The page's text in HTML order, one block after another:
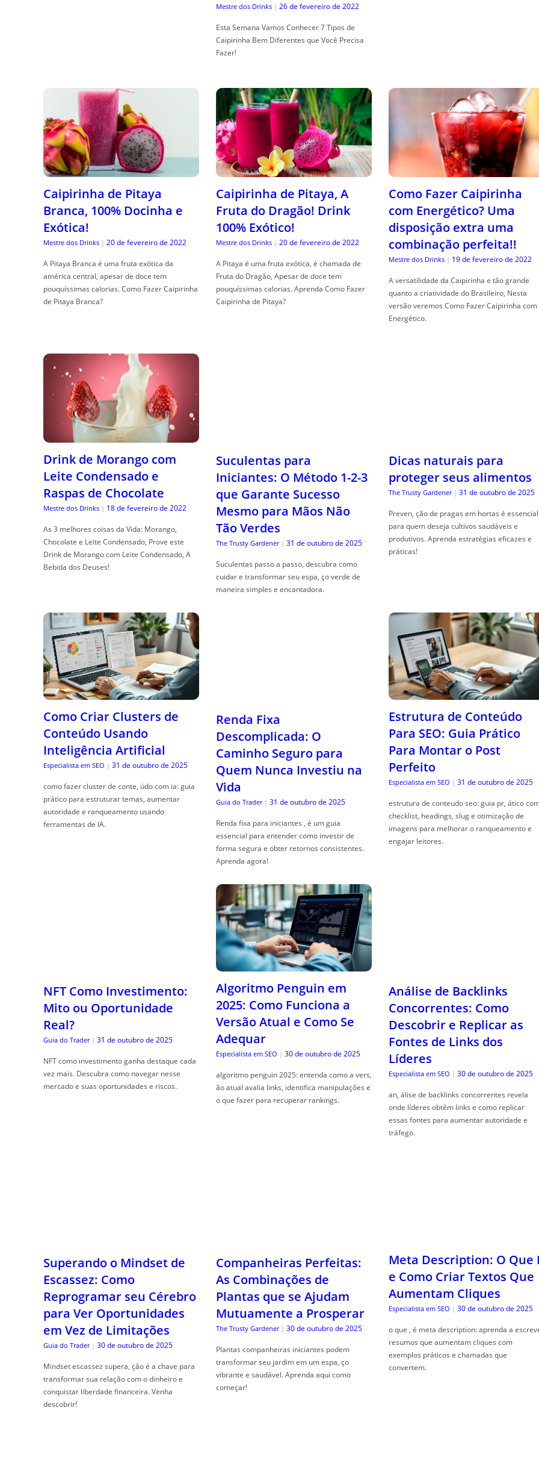
Mestre dos Drinks | 26 de fevereiro de 2022
Esta Semana Vamos Conhecer 7 Tipos de
Caipirinha Bem Diferentes que Você Precisa
Fazer!
Caipirinha de Pitaya
Branca, 100% Docinha e
Exótica!
Mestre dos Drinks | 20 de fevereiro de 2022
A Pitaya Branca é uma fruta exótica da
américa central, apesar de doce tem
pouquíssimas calorias. Como Fazer Caipirinha
de Pitaya Branca?
Caipirinha de Pitaya, A
Fruta do Dragão! Drink
100% Exótico!
Mestre dos Drinks | 20 de fevereiro de 2022
A Pitaya é uma fruta exótica, é chamada de
Fruta do Dragão, Apesar de doce tem
pouquíssimas calorias. Aprenda Como Fazer
Caipirinha de Pitaya?
Como Fazer Caipirinha
com Energético? Uma
disposição extra uma
combinação perfeita!!
Mestre dos Drinks | 19 de fevereiro de 2022
A versatilidade da Caipirinha e tão grande
quanto a criatividade do Brasileiro, Nesta
versão veremos Como Fazer Caipirinha com
Energético.
Drink de Morango com
Leite Condensado e
Raspas de Chocolate
Mestre dos Drinks | 18 de fevereiro de 2022
As 3 melhores coisas da Vida: Morango,
Chocolate e Leite Condensado, Prove este
Drink de Morango com Leite Condensado, A
Bebida dos Deuses!
Suculentas para
Iniciantes: O Método 1-2-3
que Garante Sucesso
Mesmo para Mãos Não
Tão Verdes
The Trusty Gardener | 31 de outubro de 2025
Suculentas passo a passo, descubra como
cuidar e transformar seu espa, ço verde de
maneira simples e encantadora.
Dicas naturais para
proteger seus alimentos
The Trusty Gardener | 31 de outubro de 2025
Preven, ção de pragas em hortas é essencial
para quem deseja cultivos saudáveis e
produtivos. Aprenda estratégias eficazes e
práticas!
Como Criar Clusters de
Conteúdo Usando
Inteligência Artificial
Especialista em SEO | 31 de outubro de 2025
como fazer cluster de conte, údo com ia: guia
prático para estruturar temas, aumentar
autoridade e ranqueamento usando
ferramentas de IA.
Renda Fixa
Descomplicada: O
Caminho Seguro para
Quem Nunca Investiu na
Vida
Guia do Trader | 31 de outubro de 2025
Renda fixa para iniciantes , é um guia
essencial para entender como investir de
forma segura e obter retornos consistentes.
Aprenda agora!
Estrutura de Conteúdo
Para SEO: Guia Prático
Para Montar o Post
Perfeito
Especialista em SEO | 31 de outubro de 2025
estrutura de conteudo seo: guia pr, ático
checklist, headings, slug e otimização de
imagens para melhorar o ranqueamento e
engajar leitores.
NFT Como Investimento:
Mito ou Oportunidade
Real?
Guia do Trader | 31 de outubro de 2025
NFT como investimento ganha destaque cada
vez mais. Descubra como navegar nesse
mercado e suas oportunidades e riscos.
Algoritmo Penguin em
2025: Como Funciona a
Versão Atual e Como Se
Adequar
Especialista em SEO | 30 de outubro de 2025
algoritmo penguin 2025: entenda como a vers,
ão atual avalia links, identifica manipulações e
o que fazer para recuperar rankings.
Análise de Backlinks
Concorrentes: Como
Descobrir e Replicar as
Fontes de Links dos
Líderes
Especialista em SEO | 30 de outubro de 2025
an, álise de backlinks concorrentes revela
onde líderes obtêm links e como replicar
essas fontes para aumentar autoridade e
tráfego.
Superando o Mindset de
Escassez: Como
Reprogramar seu Cérebro
para Ver Oportunidades
em Vez de Limitações
Guia do Trader | 30 de outubro de 2025
Mindset escassez supera, ção é a chave para
transformar sua relação com o dinheiro e
conquistar liberdade financeira. Venha
descobrir!
Companheiras Perfeitas:
As Combinações de
Plantas que se Ajudam
Mutuamente a Prosperar
The Trusty Gardener | 30 de outubro de 2025
Plantas companheiras iniciantes podem
transformar seu jardim em um espa, ço
vibrante e saudável. Aprenda aqui como
começar!
Meta Description: O Que
e Como Criar Textos Que
Aumentam Cliques
Especialista em SEO | 30 de outubro de 2025
o que , é meta description: aprenda a
resumos que aumentam cliques com
exemplos práticos e chamadas que
convertem.